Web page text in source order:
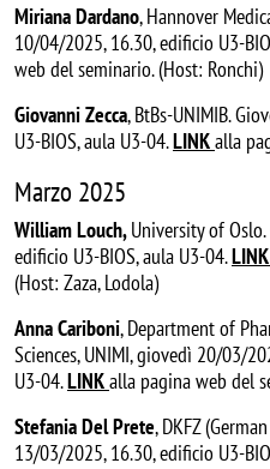
Miriana Dardano, Hannover
10/04/2025, 16.30, edificio U3-
web del seminario. (Host: Ronchi)
Giovanni Zecca, BtBs-UNIMIB.
U3-BIOS, aula U3-04.LINKalla
Marzo 2025
William Louch,University of
edificio U3-BIOS, aula U3-04.LINK
(Host: Zaza, Lodola)
Anna Cariboni, Department of
Sciences, UNIMI, giovedì 20/03/
U3-04.LINKalla pagina web del
Stefania Del Prete, DKFZ
13/03/2025, 16.30, edificio U3-